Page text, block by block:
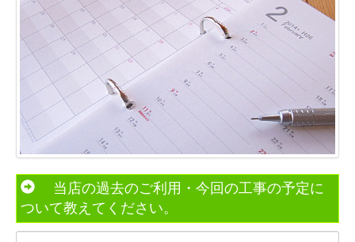
当店の過去のご利用・今回の工事の予定に
ついて教えてください。